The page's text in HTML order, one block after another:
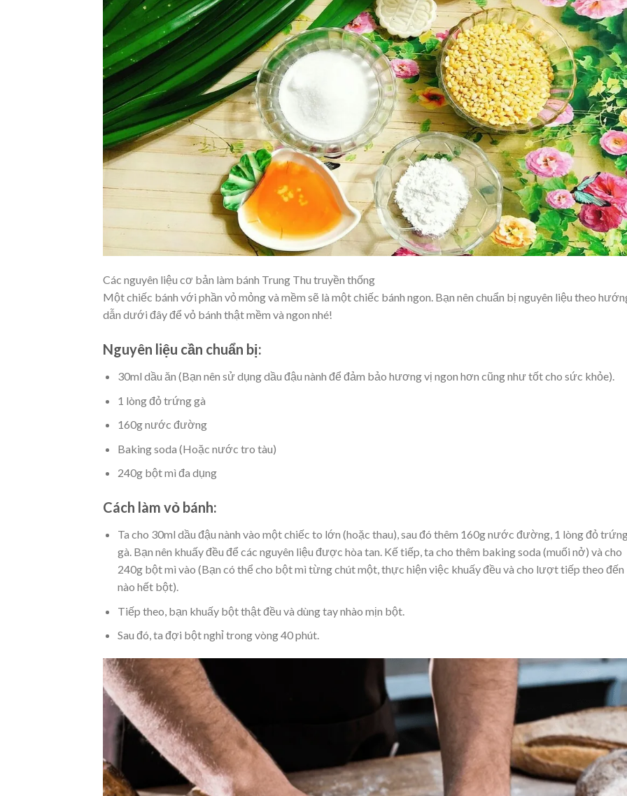
Các nguyên liệu cơ bản làm bánh Trung Thu truyền thống
Một chiếc bánh với phần vỏ mỏng và mềm sẽ là một chiếc bánh ngon. Bạn nên chuẩn bị nguyên liệu theo
dẫn dưới đây để vỏ bánh thật mềm và ngon nhé!
Nguyên liệu cần chuẩn bị:
30ml dầu ăn (Bạn nên sử dụng dầu đậu nành để đảm bảo hương vị ngon hơn cũng như tốt cho sức khỏe).
1 lòng đỏ trứng gà
160g nước đường
Baking soda (Hoặc nước tro tàu)
240g bột mì đa dụng
Cách làm vỏ bánh:
Ta cho 30ml dầu đậu nành vào một chiếc to lớn (hoặc thau), sau đó thêm 160g nước đường, 1 lòng đỏ
gà. Bạn nên khuấy đều để các nguyên liệu được hòa tan. Kế tiếp, ta cho thêm baking soda (muối nở) và cho
240g bột mì vào (Bạn có thể cho bột mì từng chút một, thực hiện việc khuấy đều và cho lượt tiếp theo đến
nào hết bột).
Tiếp theo, bạn khuấy bột thật đều và dùng tay nhào mịn bột.
Sau đó, ta đợi bột nghỉ trong vòng 40 phút.